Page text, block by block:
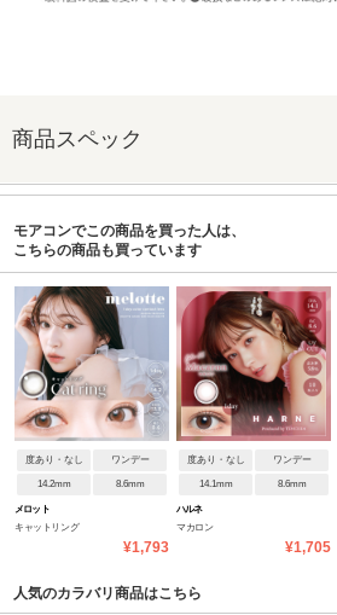
商品スペック
モアコンでこの商品を買った人は、
こちらの商品も買っています
度あり・なし ワンデー
14.2mm 8.6mm
メロット
キャットリング
¥1,793
度あり・なし ワンデー
14.1mm 8.6mm
ハルネ
マカロン
¥1,705
人気のカラバリ商品はこちら